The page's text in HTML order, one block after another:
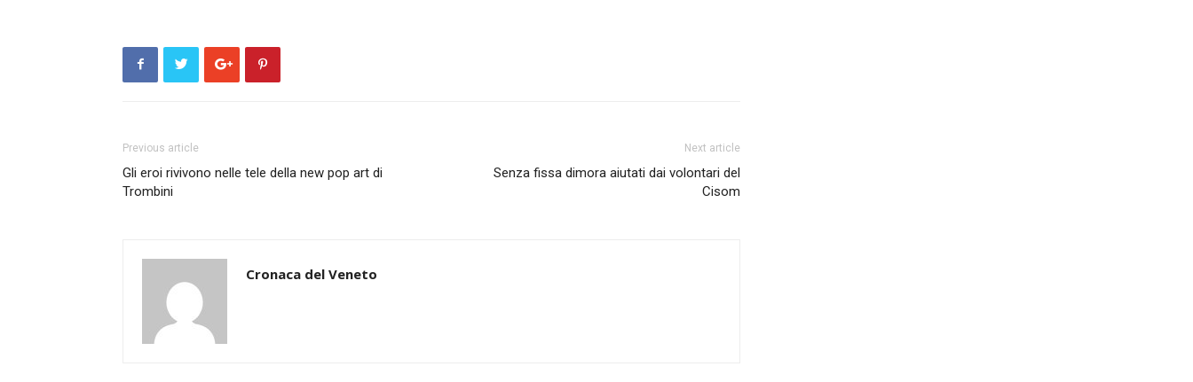
Previous article
Gli eroi rivivono nelle tele della new pop art di
Trombini
Next article
Senza fissa dimora aiutati dai volontari del
Cisom
Cronaca del Veneto